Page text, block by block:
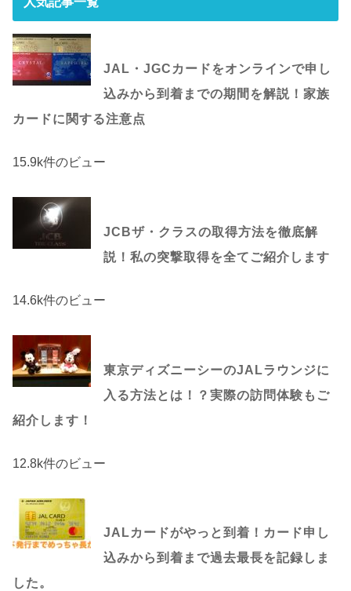
JAL・JGCカードをオンラインで申し
込みから到着までの期間を解説！家族
カードに関する注意点
15.9k件のビュー
JCBザ・クラスの取得方法を徹底解
説！私の突撃取得を全てご紹介します
14.6k件のビュー
東京ディズニーシーのJALラウンジに
入る方法とは！？実際の訪問体験もご
紹介します！
12.8k件のビュー
JALカードがやっと到着！カード申し
込みから到着まで過去最長を記録しま
した。